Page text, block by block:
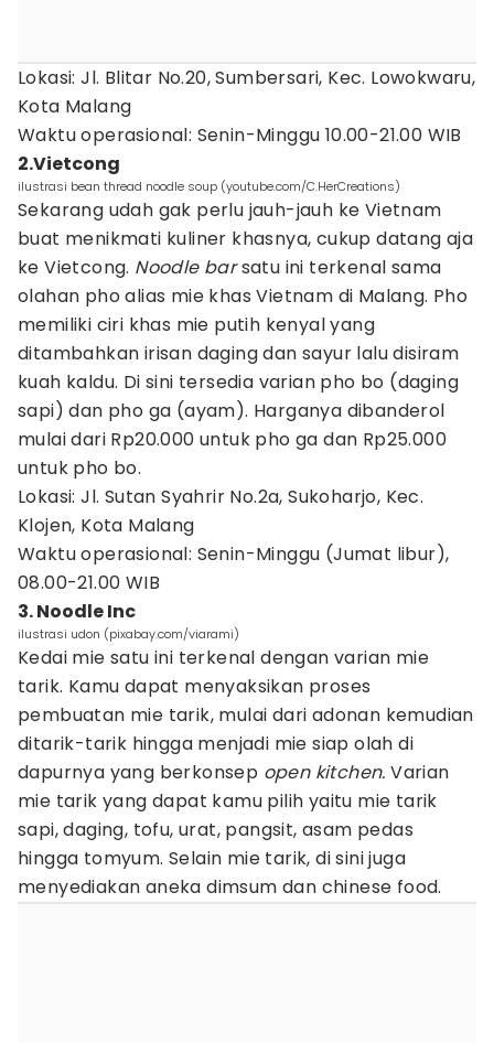
Lokasi: Jl. Blitar No.20, Sumbersari, Kec. Lowokwaru,
Kota Malang
Waktu operasional: Senin-Minggu 10.00-21.00 WIB
2.Vietcong
ilustrasi bean thread noodle soup (youtube.com/C.HerCreations)
Sekarang udah gak perlu jauh-jauh ke Vietnam
buat menikmati kuliner khasnya, cukup datang aja
ke Vietcong. Noodle barsatu ini terkenal sama
olahan pho alias mie khas Vietnam di Malang. Pho
memiliki ciri khas mie putih kenyal yang
ditambahkan irisan daging dan sayur lalu disiram
kuah kaldu. Di sini tersedia varian pho bo (daging
sapi) dan pho ga (ayam). Harganya dibanderol
mulai dari Rp20.000 untuk pho ga dan Rp25.000
untuk pho bo.
Lokasi: Jl. Sutan Syahrir No.2a, Sukoharjo, Kec.
Klojen, Kota Malang
Waktu operasional: Senin-Minggu (Jumat libur),
08.00-21.00 WIB
3. Noodle Inc
ilustrasi udon (pixabay.com/viarami)
Kedai mie satu ini terkenal dengan varian mie
tarik. Kamu dapat menyaksikan proses
pembuatan mie tarik, mulai dari adonan kemudian
ditarik-tarik hingga menjadi mie siap olah di
dapurnya yang berkonsep open kitchen. Varian
mie tarik yang dapat kamu pilih yaitu mie tarik
sapi, daging, tofu, urat, pangsit, asam pedas
hingga tomyum. Selain mie tarik, di sini juga
menyediakan aneka dimsum dan chinese food.